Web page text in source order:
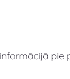
pie